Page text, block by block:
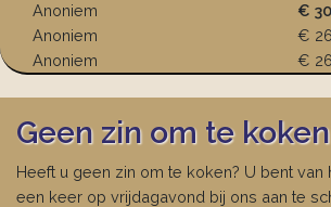
Anoniem
€
Anoniem
€
Anoniem
€
Geen zin om te
Heeft u geen zin om te koken? U bent
een keer op vrijdagavond bij ons aan te